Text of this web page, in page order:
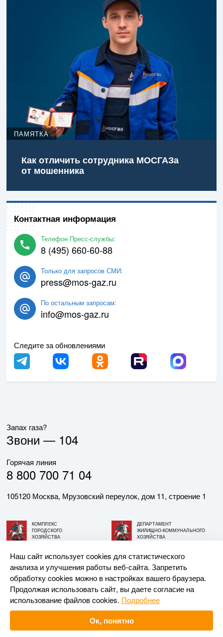
ПАМЯТКА
Как отличить сотрудника МОСГАЗа
от мошенника
Контактная информация
Телефон Пресс-службы:
8 (495) 660-60-88
Только для запросов СМИ:
press@mos-gaz.ru
По остальным запросам:
info@mos-gaz.ru
Следите за обновлениями
Запах газа?
Звони — 104
Горячая линия
8 800 700 71 04
105120 Москва, Мрузовский переулок, дом 11, строение 1
КОМПЛЕКС
ГОРОДСКОГО
ХОЗЯЙСТВА
ДЕПАРТАМЕНТ
ЖИЛИЩНО-КОММУНАЛЬНОГО
ХОЗЯЙСТВА
© АО «МОСГАЗ», 2026. При использовании материалов
ссылка на сайт обязательна.
Разработка и поддержка —Upriver
Наш сайт использует cookies для статистического
анализа и улучшения работы веб-сайта. Запретить
обработку cookies можно в настройках вашего браузера.
Продолжая использовать сайт, вы даете согласие на
использование файлов cookies. Подробнее
Ок, понятно